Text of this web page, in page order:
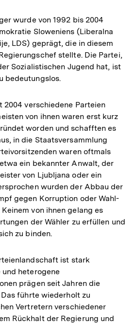
wurde von 1992 bis 2004
Sloweniens (Liberalna
LDS) geprägt, die in diesem
stellte. Die Partei,
Sozialistischen Jugend hat, ist
bedeutungslos.
2004 verschiedene Parteien
von ihnen waren erst kurz
worden und schafften es
in die Staatsversammlung
waren oftmals
ein bekannter Anwalt, der
von Ljubljana oder ein
wurden der Abbau der
gegen Korruption oder Wahl-
von ihnen gelang es
der Wähler zu erfüllen und
zu binden.
ist stark
heterogene
prägen seit Jahren die
führte wiederholt zu
Vertretern verschiedener
Rückhalt der Regierung und